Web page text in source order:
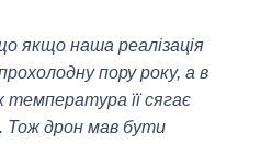
якщо наша реалізація
пору року, а в
температура її сягає
Тож дрон мав бути